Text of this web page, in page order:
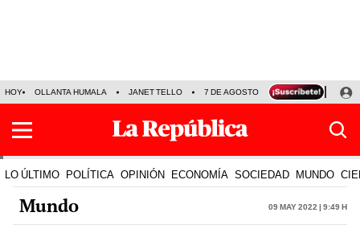
HOY OLLANTA HUMALA JANET TELLO 7 DE AGOSTO TINKA RESULTADOS
LO ÚLTIMO POLÍTICA OPINIÓN ECONOMÍA SOCIEDAD MUNDO
Mundo 09 May 2022 | 9:49 h